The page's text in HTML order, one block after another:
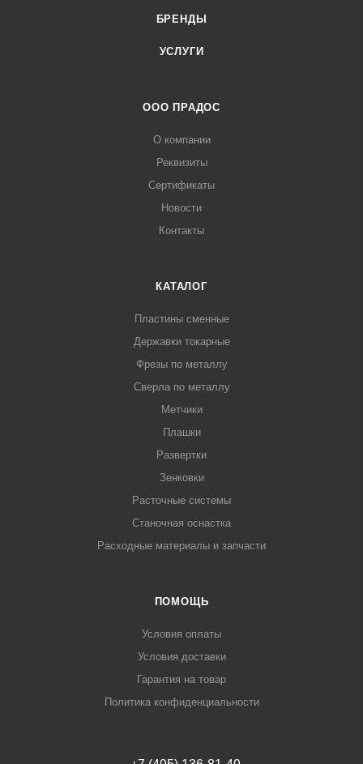
БРЕНДЫ
УСЛУГИ
ООО ПРАДОС
О компании
Реквизиты
Сертификаты
Новости
Контакты
КАТАЛОГ
Пластины сменные
Державки токарные
Фрезы по металлу
Сверла по металлу
Метчики
Плашки
Развертки
Зенковки
Расточные системы
Станочная оснастка
Расходные материалы и запчасти
ПОМОЩЬ
Условия оплаты
Условия доставки
Гарантия на товар
Политика конфиденциальности